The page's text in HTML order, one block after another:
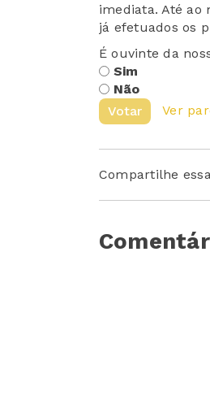
imediata. Até ao
já efetuados os
É ouvinte da
Sim
Não
Votar
Ver
Compartilhe